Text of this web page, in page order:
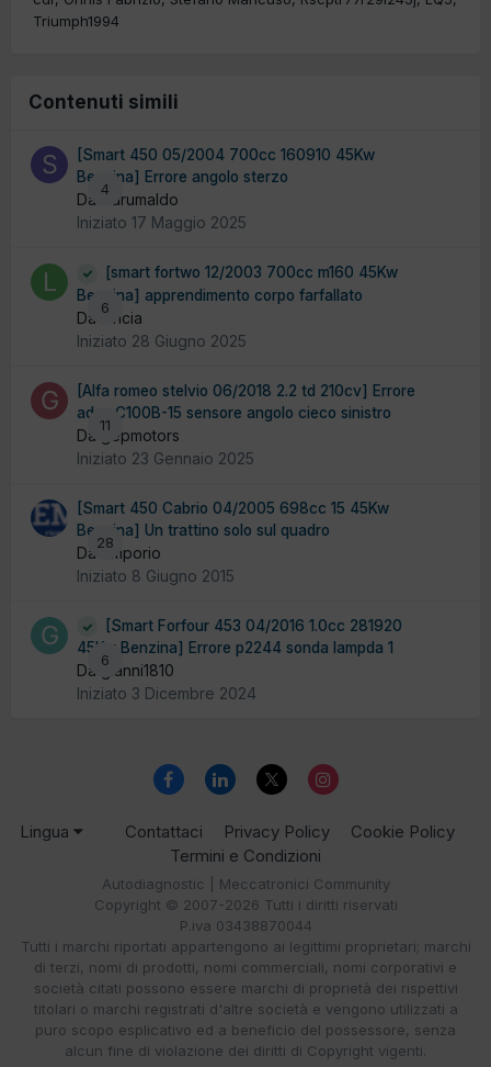
Triumph1994
Contenuti simili
4
[Smart 450 05/2004 700cc 160910 45Kw
Benzina] Errore angolo sterzo
Da Sdrumaldo
Iniziato 17 Maggio 2025
6
[smart fortwo 12/2003 700cc m160 45Kw
Benzina] apprendimento corpo farfallato
Da lancia
Iniziato 28 Giugno 2025
11
[Alfa romeo stelvio 06/2018 2.2 td 210cv] Errore
adas C100B-15 sensore angolo cieco sinistro
Da gepmotors
Iniziato 23 Gennaio 2025
28
[Smart 450 Cabrio 04/2005 698cc 15 45Kw
Benzina] Un trattino solo sul quadro
Da emporio
Iniziato 8 Giugno 2015
6
[Smart Forfour 453 04/2016 1.0cc 281920
45Kw Benzina] Errore p2244 sonda lampda 1
Da gianni1810
Iniziato 3 Dicembre 2024
Lingua Contattaci Privacy Policy
Cookie Policy
Termini e Condizioni
Autodiagnostic | Meccatronici Community
Copyright © 2007-2026 Tutti i diritti riservati
P.iva 03438870044
Tutti i marchi riportati appartengono ai legittimi proprietari; marchi
di terzi, nomi di prodotti, nomi commerciali, nomi corporativi e
società citati possono essere marchi di proprietà dei rispettivi
titolari o marchi registrati d'altre società e vengono utilizzati a
puro scopo esplicativo ed a beneficio del possessore, senza
alcun fine di violazione dei diritti di Copyright vigenti.